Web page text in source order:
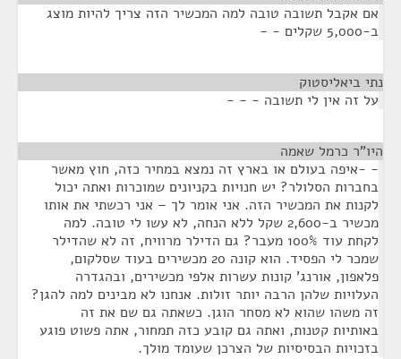
אם אקבל תשובה טובה למה המכשיר הזה צריך להיות מוצג
ב-5,000 שקלים - -
נתי ביאליסטוק
על זה אין לי תשובה - - -
היו"ר כרמל שאמה
- -איפה בעולם או בארץ זה נמצא במחיר כזה, חוץ מאשר
בחברות הסלולר? יש חנויות בקניונים שמוכרות ואתה יכול
לקנות את המכשיר הזה. אני אומר לך – אני רכשתי את אותו
מכשיר ב-2,600 שקל ללא הנחה, לא עשו לי טובה. למה
לקחת עוד 100% מעבר? גם הדילר מרוויח, זה לא שהדילר
שמכר לי הפסיד. הוא קונה 20 מכשירים בעוד שסלקום,
פלאפון, אורנג' קונות עשרות אלפי מכשירים, ובהגדרה
העלויות שלהן הרבה יותר זולות. אנחנו לא מבינים למה להגן?
זה משהו שהוא לא מסחר הוגן. כשאתה גם שם את זה
באותיות קטנות, ואתה גם קובע כזה תמחור, אתה פשוט פוגע
בזכויות הבסיסיות של הצרכן שעומד מולך.